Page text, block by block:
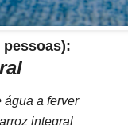
pessoas):
a ferver
integral